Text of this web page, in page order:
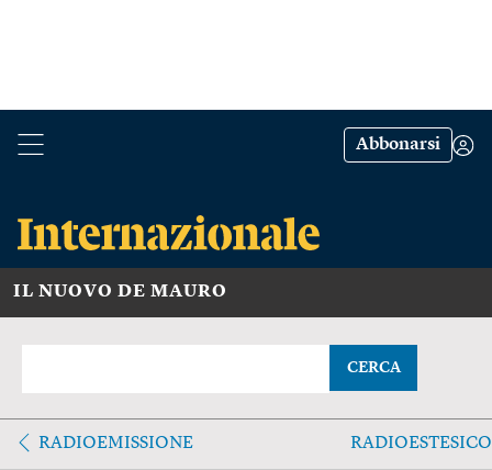
Abbonarsi
IL NUOVO DE MAURO
CERCA
RADIOEMISSIONE RADIOESTESICO